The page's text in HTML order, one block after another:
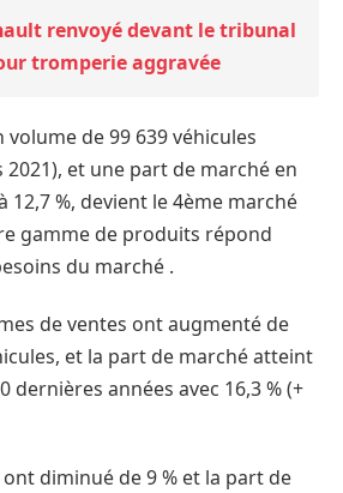
renvoyé devant le tribunal
tromperie aggravée
volume de 99 639 véhicules
2021), et une part de marché en
12,7 %, devient le 4ème marché
gamme de produits répond
du marché .
de ventes ont augmenté de
et la part de marché atteint
dernières années avec 16,3 % (+
ont diminué de 9 % et la part de